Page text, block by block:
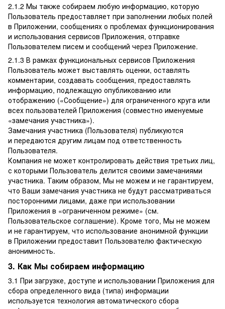
2.1.2 Мы также собираем любую информацию, которую
Пользователь предоставляет при заполнении любых полей
в Приложении, сообщениях о проблемах функционирования
и использования сервисов Приложения, отправке
Пользователем писем и сообщений через Приложение.
2.1.3 В рамках функциональных сервисов Приложения
Пользователь может выставлять оценки, оставлять
комментарии, создавать сообщения, предоставлять
информацию, подлежащую опубликованию или
отображению («Сообщение») для ограниченного круга или
всех пользователей Приложения (совместно именуемые
«замечания участника»).
Замечания участника (Пользователя) публикуются
и передаются другим лицам под ответственность
Пользователя.
Компания не может контролировать действия третьих лиц,
с которыми Пользователь делится своими замечаниями
участника. Таким образом, Мы не можем и не гарантируем,
что Ваши замечания участника не будут рассматриваться
посторонними лицами, даже при использовании
Приложения в «ограниченном режиме» (см.
Пользовательское соглашение). Кроме того, Мы не можем
и не гарантируем, что использование анонимной функции
в Приложении предоставит Пользователю фактическую
анонимность.
3. Как Мы собираем информацию
3.1 При загрузке, доступе и использовании Приложения для
сбора определенного вида (типа) информации
используется технология автоматического сбора